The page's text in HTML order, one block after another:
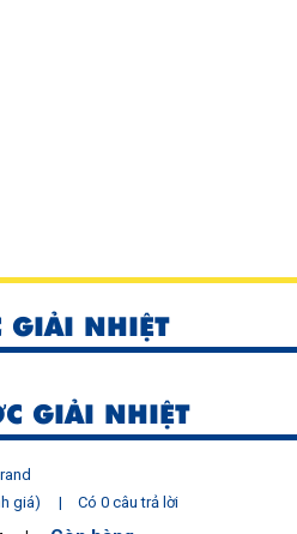
GIẢI NHIỆT
GIẢI NHIỆT
giá)
|
Có 0 câu trả lời